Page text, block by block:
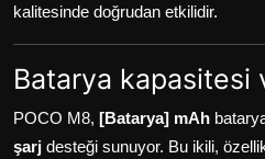
kalitesinde doğrudan etkilidir.
Batarya kapasitesi
POCO M8, [Batarya] mAh
şarj desteği sunuyor. Bu ikili,